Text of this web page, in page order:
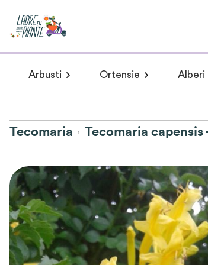
ArbustiArbusti a fioritura
OrtensieHydrangeaAlberi
Tecomaria Tecomaria capensis